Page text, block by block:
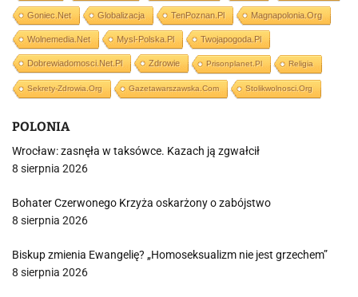
Goniec.net Globalizacja TenPoznan.pl Magnapolonia.org
Wolnemedia.net Mysl-Polska.pl Twojapogoda.pl
Dobrewiadomosci.net.pl Zdrowie Prisonplanet.pl Religia
Sekrety-Zdrowia.org Gazetawarszawska.com Stolikwolnosci.org
POLONIA
Wrocław: zasnęła w taksówce. Kazach ją zgwałcił
8 sierpnia 2026
Bohater Czerwonego Krzyża oskarżony o zabójstwo
8 sierpnia 2026
Biskup zmienia Ewangelię? „Homoseksualizm nie jest grzechem”
8 sierpnia 2026